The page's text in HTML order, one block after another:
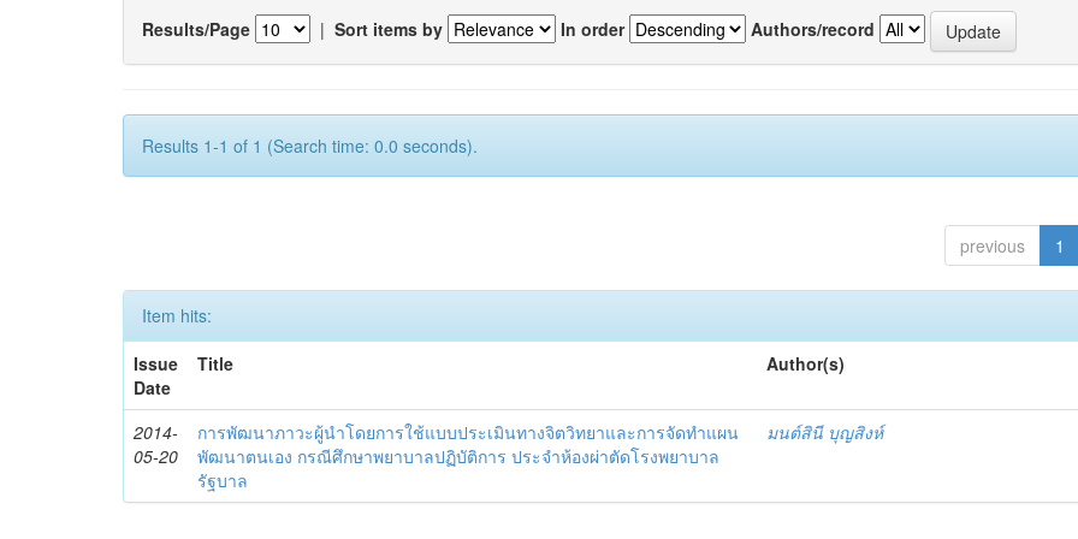
Results/Page | Sort items by In order Authors/record
Results 1-1 of 1 (Search time: 0.0 seconds).
previous 1
Item hits:
Issue
Date
Title Author(s)
2014-
05-20
การพัฒนาภาวะผู้นำโดยการใช้แบบประเมินทางจิตวิทยาและการจัดทำแผน
พัฒนาตนเอง กรณีศึกษาพยาบาลปฏิบัติการ ประจำห้องผ่าตัดโรงพยาบาล
รัฐบาล
มนต์สินี บุญสิงห์